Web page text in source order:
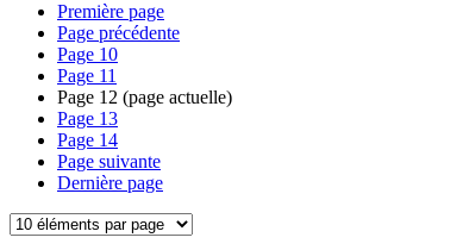
Première page
Page précédente
Page 10
Page 11
Page 12 (page actuelle)
Page 13
Page 14
Page suivante
Dernière page